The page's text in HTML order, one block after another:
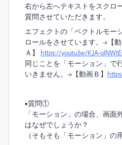
右から左へテキストをスクロ
質問させていただきます。
エフェクトの「ベクトルモー
ロールをさせています。→【
Ａ】
https://youtu.be/KJA-
同じことを「モーション」で
いきません。→【動画Ｂ】
■質問①
「モーション」の場合、画
はなぜでしょうか？
（そもそも「モーション」の